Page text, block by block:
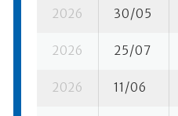
2026 30/05
2026 25/07
2026 11/06